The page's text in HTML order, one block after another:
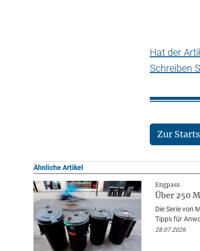
Hat der
Schreiben
Zur
Ähnliche Artikel
Engpass
Über 250
Die Serie von
Tipps für
28.07.2026